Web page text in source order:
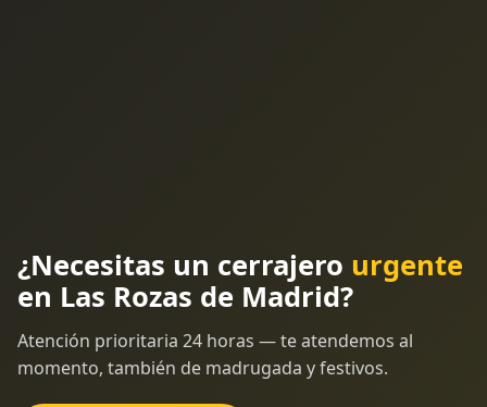
¿Necesitas un cerrajero urgente
en Las Rozas de Madrid?
Atención prioritaria 24 horas — te atendemos al
momento, también de madrugada y festivos.